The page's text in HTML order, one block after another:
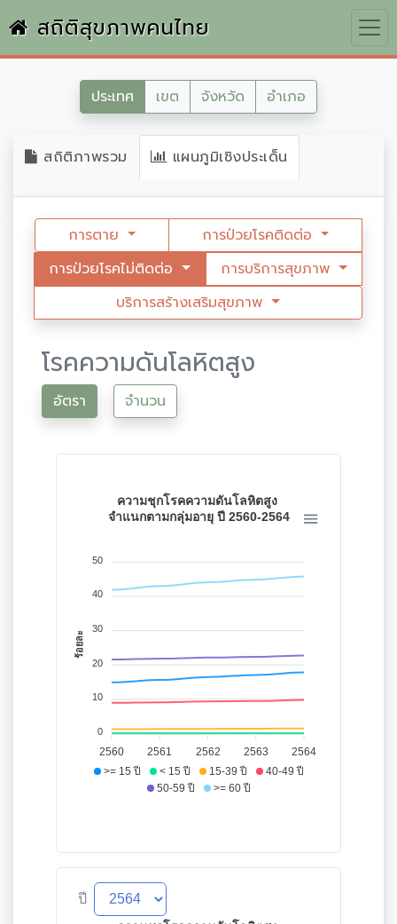
สถิติสุขภาพคนไทย
ประเทศ เขต จังหวัด อำเภอ
สถิติภาพรวม แผนภูมิเชิงประเด็น
การตาย
การป่วยโรคติดต่อ
การป่วยโรคไม่ติดต่อ
การบริการสุขภาพ
บริการสร้างเสริมสุขภาพ
โรคความดันโลหิตสูง
อัตรา จำนวน